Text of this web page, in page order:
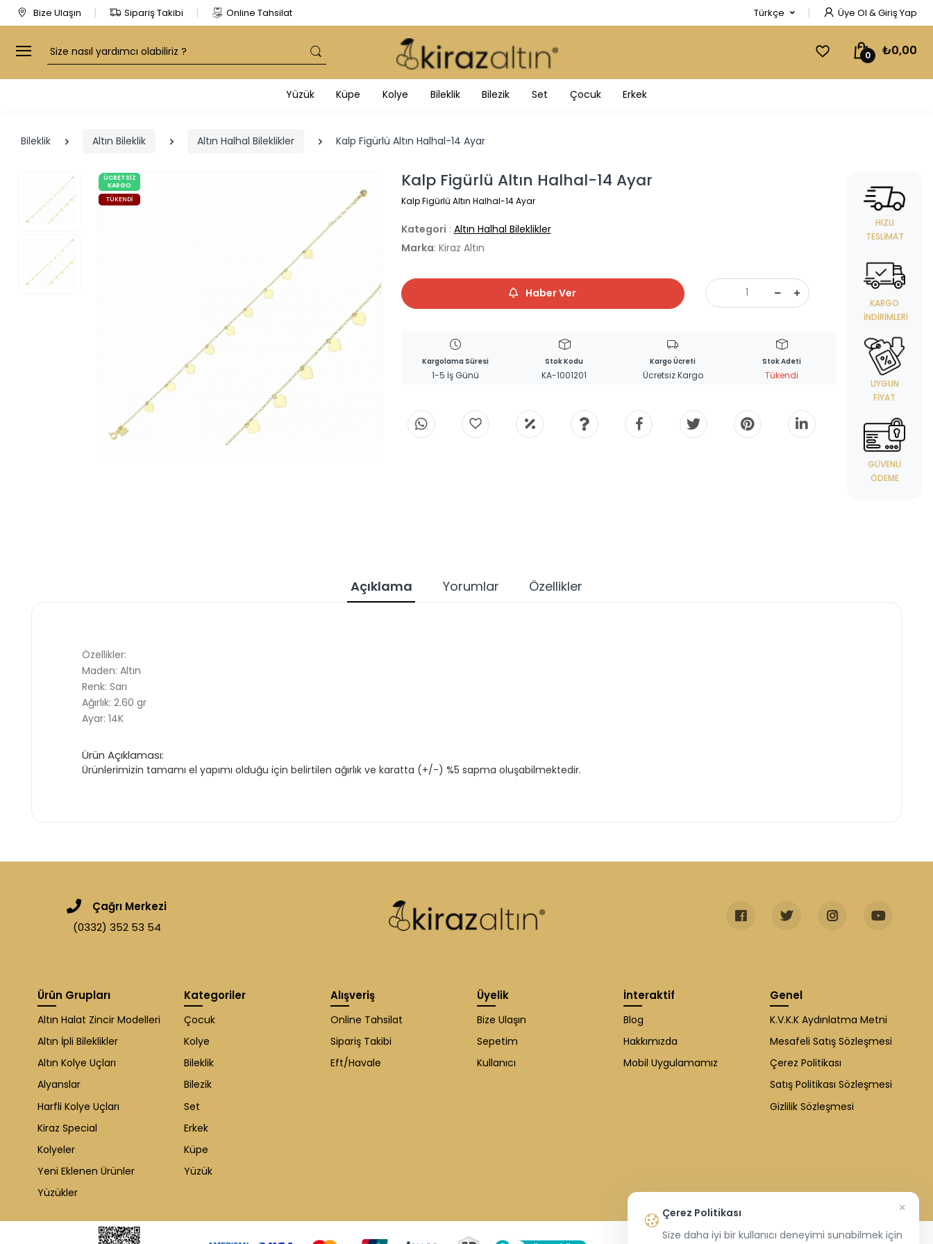
Bize Ulaşın Sipariş Takibi Online Tahsilat Türkçe Üye Ol & Giriş Yap
Arama
0 ₺0,00
Yüzük Küpe Kolye Bileklik Bilezik Set Çocuk Erkek
Bileklik Altın Bileklik Altın Halhal Bileklikler Kalp Figürlü Altın Halhal-14 Ayar
ÜCRETSIZ
KARGO
TÜKENDI
Kalp Figürlü Altın Halhal-14 Ayar
Kalp Figürlü Altın Halhal-14 Ayar
Kategori : Altın Halhal Bileklikler
Marka: Kiraz Altın
Haber Ver
Kargolama Süresi
1-5 İş Günü
Stok Kodu
KA-1001201
Kargo Ücreti
Ücretsiz Kargo
Stok Adeti
Tükendi
HIZLI
TESLIMAT
KARGO
İNDIRIMLERI
UYGUN
FIYAT
GÜVENLI
ÖDEME
Açıklama Yorumlar Özellikler
Özellikler:
Maden: Altın
Renk: Sarı
Ağırlık: 2.60 gr
Ayar: 14K
Ürün Açıklaması:
Ürünlerimizin tamamı el yapımı olduğu için belirtilen ağırlık ve karatta (+/-) %5 sapma oluşabilmektedir.
Çağrı Merkezi
(0332) 352 53 54
Ürün Grupları
Altın Halat Zincir Modelleri
Altın İpli Bileklikler
Altın Kolye Uçları
Alyanslar
Harfli Kolye Uçları
Kiraz Special
Kolyeler
Yeni Eklenen Ürünler
Yüzükler
Kategoriler
Çocuk
Kolye
Bileklik
Bilezik
Set
Erkek
Küpe
Yüzük
Alışveriş
Online Tahsilat
Sipariş Takibi
Eft/Havale
Üyelik
Bize Ulaşın
Sepetim
Kullanıcı
İnteraktif
Blog
Hakkımızda
Mobil Uygulamamız
Genel
K.V.K.K Aydınlatma Metni
Mesafeli Satış Sözleşmesi
Çerez Politikası
Satış Politikası Sözleşmesi
Gizlilik Sözleşmesi
Çerez Politikası
Size daha iyi bir kullanıcı deneyimi sunabilmek için
×